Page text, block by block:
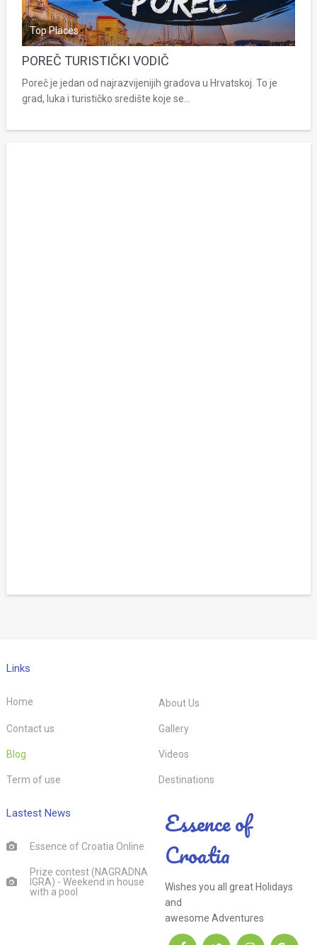
Top Places
POREČ TURISTIČKI VODIČ
Poreč je jedan od najrazvijenijih gradova u Hrvatskoj. To je
grad, luka i turističko središte koje se...
Links
Home About Us
Contact us Gallery
Blog Videos
Term of use Destinations
Lastest News
Essence of Croatia Online
Prize contest (NAGRADNA
IGRA) - Weekend in house
with a pool
Essence of
Croatia
Wishes you all great Holidays
and
awesome Adventures